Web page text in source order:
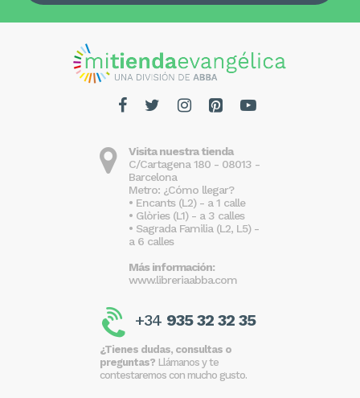
Visita nuestra tienda
C/Cartagena 180 - 08013 -
Barcelona
Metro: ¿Cómo llegar?
• Encants (L2) - a 1 calle
• Glòries (L1) - a 3 calles
• Sagrada Familia (L2, L5) -
a 6 calles
Más información:
www.libreriaabba.com
+34 935 32 32 35
¿Tienes dudas, consultas o
preguntas? Llámanos y te
contestaremos con mucho gusto.